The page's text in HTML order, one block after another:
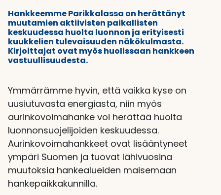
Hankkeemme Parikkalassa on herättänyt
muutamien aktiivisten paikallisten
keskuudessa huolta luonnon ja erityisesti
kuukkelien tulevaisuuden näkökulmasta.
Kirjoittajat ovat myös huolissaan hankkeen
vastuullisuudesta.
Ymmärrämme hyvin, että vaikka kyse on
uusiutuvasta energiasta, niin myös
aurinkovoimahanke voi herättää huolta
luonnonsuojelijoiden keskuudessa.
Aurinkovoimahankkeet ovat lisääntyneet
ympäri Suomen ja tuovat lähivuosina
muutoksia hankealueiden maisemaan
hankepaikkakunnilla.